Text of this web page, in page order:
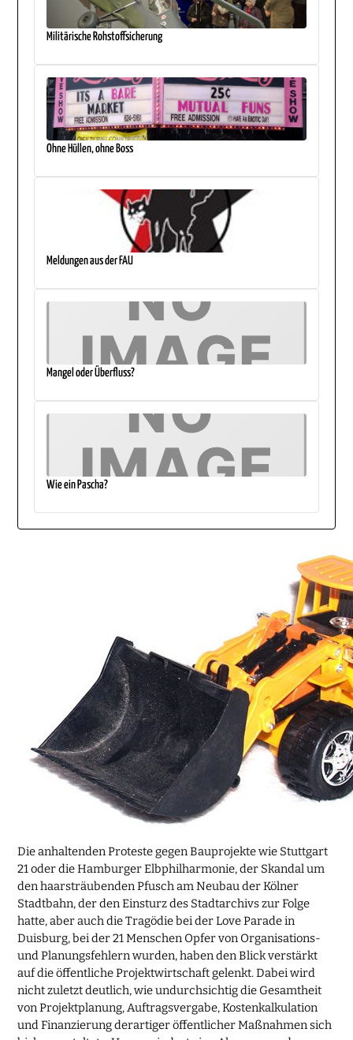
Militärische Rohstoffsicherung
Ohne Hüllen, ohne Boss
Meldungen aus der FAU
Mangel oder Überfluss?
Wie ein Pascha?
Die anhaltenden Proteste gegen Bauprojekte wie Stuttgart
21 oder die Hamburger Elbphilharmonie, der Skandal um
den haarsträubenden Pfusch am Neubau der Kölner
Stadtbahn, der den Einsturz des Stadtarchivs zur Folge
hatte, aber auch die Tragödie bei der Love Parade in
Duisburg, bei der 21 Menschen Opfer von Organisations-
und Planungsfehlern wurden, haben den Blick verstärkt
auf die öffentliche Projektwirtschaft gelenkt. Dabei wird
nicht zuletzt deutlich, wie undurchsichtig die Gesamtheit
von Projektplanung, Auftragsvergabe, Kostenkalkulation
und Finanzierung derartiger öffentlicher Maßnahmen sich